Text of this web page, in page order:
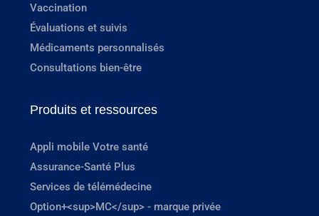
Vaccination
Évaluations et suivis
Médicaments personnalisés
Consultations bien-être
Produits et ressources
Appli mobile Votre santé
Assurance-Santé Plus
Services de télémédecine
Option+<sup>MC</sup> - marque privée